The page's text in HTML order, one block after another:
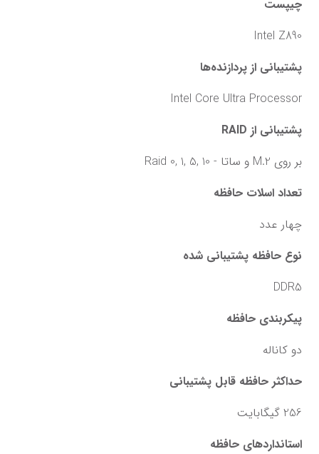
چیپست
Intel Z890
پشتیبانی از پردازنده‌ها
Intel Core Ultra Processor
پشتیبانی از RAID
بر روی M.2 و ساتا - Raid 0, 1, 5, 10
تعداد اسلات حافظه
چهار عدد
نوع حافظه پشتیبانی شده
DDR5
پیکربندی حافظه
دو کاناله
حداکثر حافظه قابل پشتیبانی
256 گیگابایت
استانداردهای حافظه